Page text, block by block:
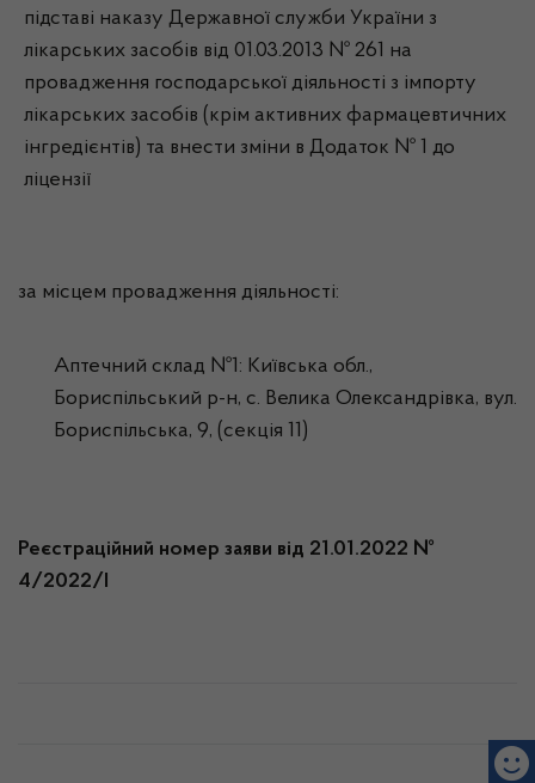
підставі наказу Державної служби України з
лікарських засобів від 01.03.2013 № 261 на
провадження господарської діяльності з імпорту
лікарських засобів (крім активних фармацевтичних
інгредієнтів) та внести зміни в Додаток № 1 до
ліцензії
за місцем провадження діяльності:
Аптечний склад №1: Київська обл.,
Бориспільський р-н, с. Велика Олександрівка, вул.
Бориспільська, 9, (секція 11)
Реєстраційний номер заяви від 21.01.2022 №
4/2022/І